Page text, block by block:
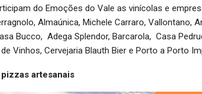
do Emoções do Vale as vinícolas e
Almaúnica, Michele Carraro, Vallontano,
Bucco, Adega Splendor, Barcarola, Casa
Vinhos, Cervejaria Blauth Bier e Porto a Porto
artesanais